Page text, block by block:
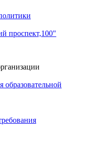
проспект,100"
образовательной